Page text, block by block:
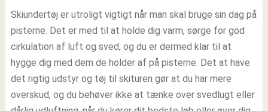
Skiundertøj er utroligt vigtigt når man skal bruge sin dag på
pisterne. Det er med til at holde dig varm, sørge for god
cirkulation af luft og sved, og du er dermed klar til at
hygge dig med dem de holder af på pisterne. Det at have
det rigtig udstyr og tøj til skituren gør at du har mere
overskud, og du behøver ikke at tænke over svedlugt eller